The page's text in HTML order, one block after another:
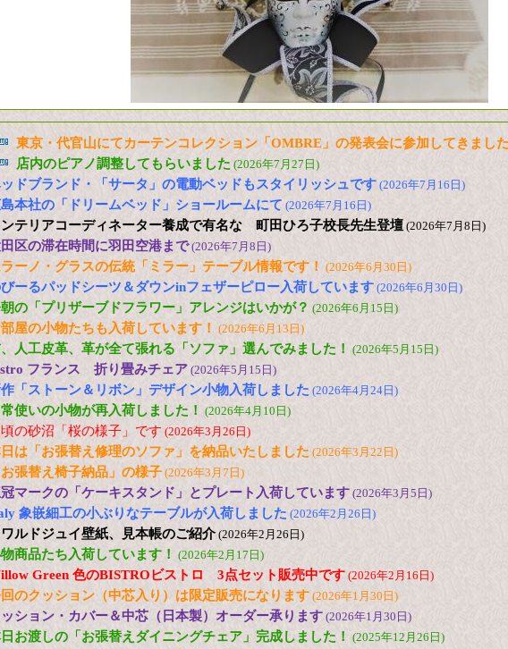
東京・代官山にてカーテンコレクション「OMBRE」の発表会に参加してきまし
店内のピアノ調整してもらいました (2026年7月27日)
ドブランド・「サータ」の電動ベッドもスタイリッシュです (2026年7月16日)
本社の「ドリームベッド」ショールームにて (2026年7月16日)
テリアコーディネーター養成で有名な 町田ひろ子校長先生登壇 (2026年7月8日)
区の滞在時間に羽田空港まで(2026年7月8日)
ーノ・グラスの伝統「ミラー」テーブル情報です！ (2026年6月30日)
ーるパッドシーツ＆ダウンinフェザーピロー入荷しています (2026年6月30日)
の「プリザーブドフラワー」アレンジはいかが？ (2026年6月15日)
屋の小物たちも入荷しています！ (2026年6月13日)
人工皮革、革が全て張れる「ソファ」選んでみました！ (2026年5月15日)
フランス 折り畳みチェア (2026年5月15日)
「ストーン＆リボン」デザイン小物入荷しました (2026年4月24日)
常使いの小物が再入荷しました！ (2026年4月10日)
の砂沼「桜の様子」です (2026年3月26日)
は「お張替え修理のソファ」を納品いたしました (2026年3月22日)
お張替え椅子納品」の様子 (2026年3月7日)
マークの「ケーキスタンド」とプレート入荷しています (2026年3月5日)
象嵌細工の小ぶりなテーブルが入荷しました (2026年2月26日)
ワルドジュイ壁紙、見本帳のご紹介 (2026年2月26日)
商品たち入荷しています！ (2026年2月17日)
Green 色のBISTROビストロ 3点セット販売中です (2026年2月16日)
のクッション（中芯入り）は限定販売になります (2026年1月30日)
ション・カバー＆中芯（日本製）オーダー承ります (2026年1月30日)
お渡しの「お張替えダイニングチェア」完成しました！ (2025年12月26日)